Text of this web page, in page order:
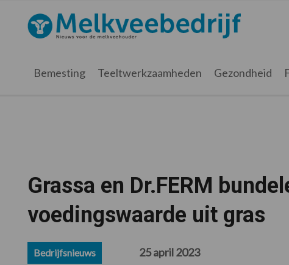
hoofdnavigatie
hoofd
eerste
voettekst
Melkveebedrijf.nl
Bemesting Teeltwerkzaamheden Gezondheid
Grassa en Dr.FERM
voedingswaarde uit gras
Bedrijfsnieuws 25 april 2023